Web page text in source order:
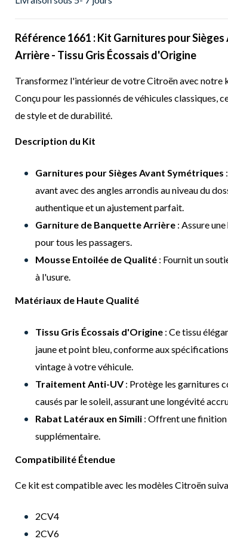
Référence 1661 : Kit Garnitures pour
Arrière - Tissu Gris Écossais d'Origine
Transformez l'intérieur de votre Citroën avec notre
Conçu pour les passionnés de véhicules
de style et de durabilité.
Description du Kit
Garnitures pour Sièges Avant Symétriques
avant avec des angles arrondis au niveau du
authentique et un ajustement parfait.
Garniture de Banquette Arrière: Assure
pour tous les passagers.
Mousse Entoilée de Qualité: Fournit un
à l'usure.
Matériaux de Haute Qualité
Tissu Gris Écossais d'Origine: Ce tissu
jaune et point bleu, conforme aux
vintage à votre véhicule.
Traitement Anti-UV: Protège les garnitures
causés par le soleil, assurant une longévité
Rabat Latéraux en Simili: Offrent une finition
supplémentaire.
Compatibilité Étendue
Ce kit est compatible avec les modèles Citroën
2CV4
2CV6